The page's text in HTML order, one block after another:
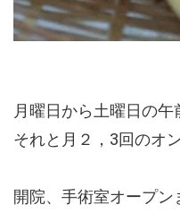
月曜日から土曜日の午
それと月２，3回のオ
開院、手術室オープン